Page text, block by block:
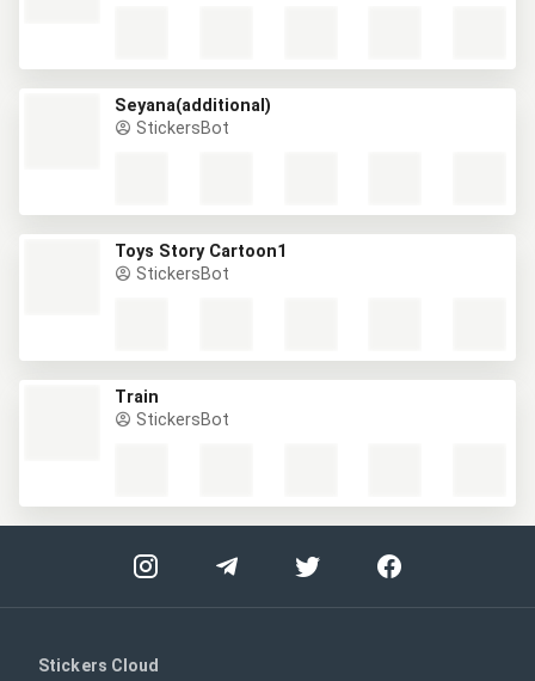
Seyana(additional)
StickersBot
Toys Story Cartoon1
StickersBot
Train
StickersBot
Stickers Cloud